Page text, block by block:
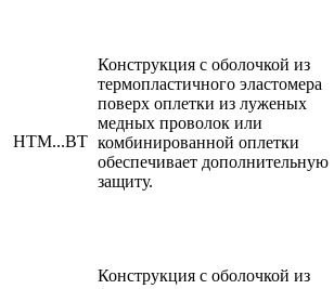
HTM...BТ
Конструкция с оболочкой из
термопластичного эластомера
поверх оплетки из луженых
медных проволок или
комбинированной оплетки
обеспечивает дополнительную
защиту.
Конструкция с оболочкой из